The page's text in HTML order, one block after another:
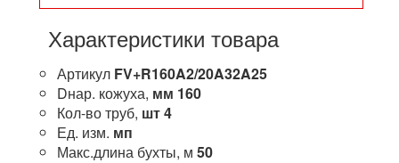
Характеристики товара
Артикул FV+R160A2/20A32A25
Dнар. кожуха, мм 160
Кол-во труб, шт4
Ед. изм. мп
Макс.длина бухты, м 50